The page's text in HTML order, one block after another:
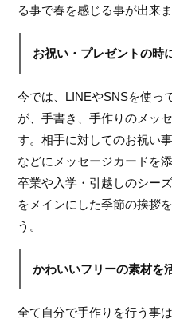
る事で春を感じる事が出来ま
お祝い・プレゼントの時
今では、LINEやSNSを使っ
が、手書き、手作りのメッ
す。相手に対してのお祝い
などにメッセージカードを
卒業や入学・引越しのシー
をメインにした季節の挨拶
う。
かわいいフリーの素材を
全て自分で手作りを行う事